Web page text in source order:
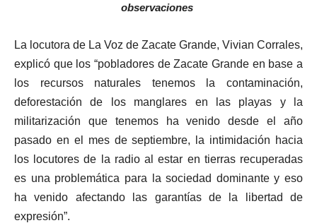
observaciones
La locutora de La Voz de Zacate Grande, Vivian Corrales,
explicó que los “pobladores de Zacate Grande en base a
los recursos naturales tenemos la contaminación,
deforestación de los manglares en las playas y la
militarización que tenemos ha venido desde el año
pasado en el mes de septiembre, la intimidación hacia
los locutores de la radio al estar en tierras recuperadas
es una problemática para la sociedad dominante y eso
ha venido afectando las garantías de la libertad de
expresión”.